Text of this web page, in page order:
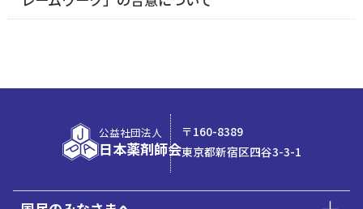
公益社団法人
日本薬剤師会
〒160-8389
東京都新宿区四谷3-3-1